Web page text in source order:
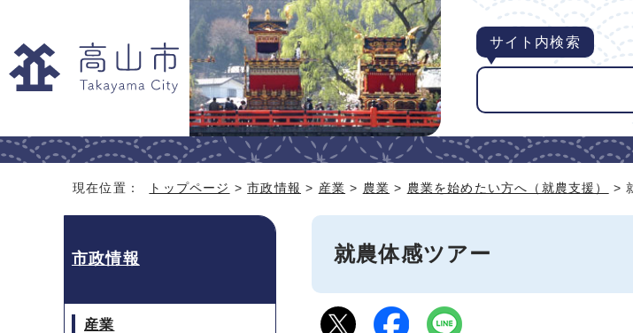
サイト内検索
現在位置： トップページ >市政情報 > 産業 > 農業 > 農業を始めたい方へ（就農支援） >
就農体感ツアー
市政情報
産業